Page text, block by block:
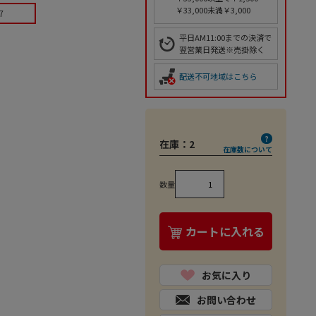
￥33,000未満￥3,000
平日AM11:00までの決済で
翌営業日発送※売掛除く
配送不可地域はこちら
在庫： 2 在庫数について
数量
カートに入れる
お気に入り
お問い合わせ